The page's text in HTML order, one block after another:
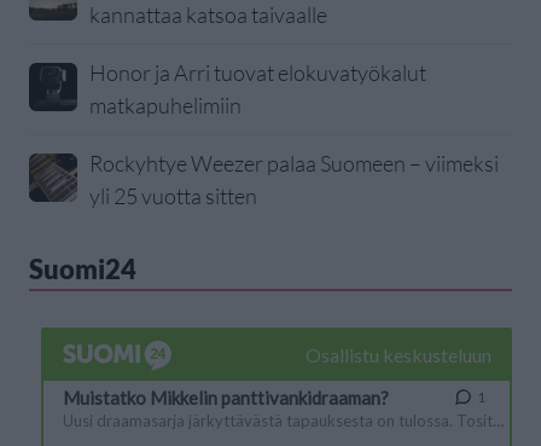
kannattaa katsoa taivaalle
Honor ja Arri tuovat elokuvatyökalut
matkapuhelimiin
Rockyhtye Weezer palaa Suomeen – viimeksi
yli 25 vuotta sitten
Suomi24